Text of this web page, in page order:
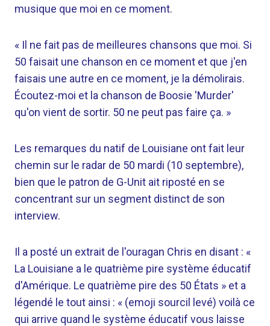
musique que moi en ce moment.
« Il ne fait pas de meilleures chansons que moi. Si
50 faisait une chanson en ce moment et que j'en
faisais une autre en ce moment, je la démolirais.
Écoutez-moi et la chanson de Boosie 'Murder'
qu'on vient de sortir. 50 ne peut pas faire ça. »
Les remarques du natif de Louisiane ont fait leur
chemin sur le radar de 50 mardi (10 septembre),
bien que le patron de G-Unit ait riposté en se
concentrant sur un segment distinct de son
interview.
Il a posté un extrait de l'ouragan Chris en disant : «
La Louisiane a le quatrième pire système éducatif
d'Amérique. Le quatrième pire des 50 États » et a
légendé le tout ainsi : « (emoji sourcil levé) voilà ce
qui arrive quand le système éducatif vous laisse